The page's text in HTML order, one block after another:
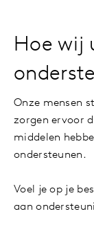
Hoe wij
Onze mensen
zorgen ervoor
middelen
ondersteunen.
Voel je op je
aan